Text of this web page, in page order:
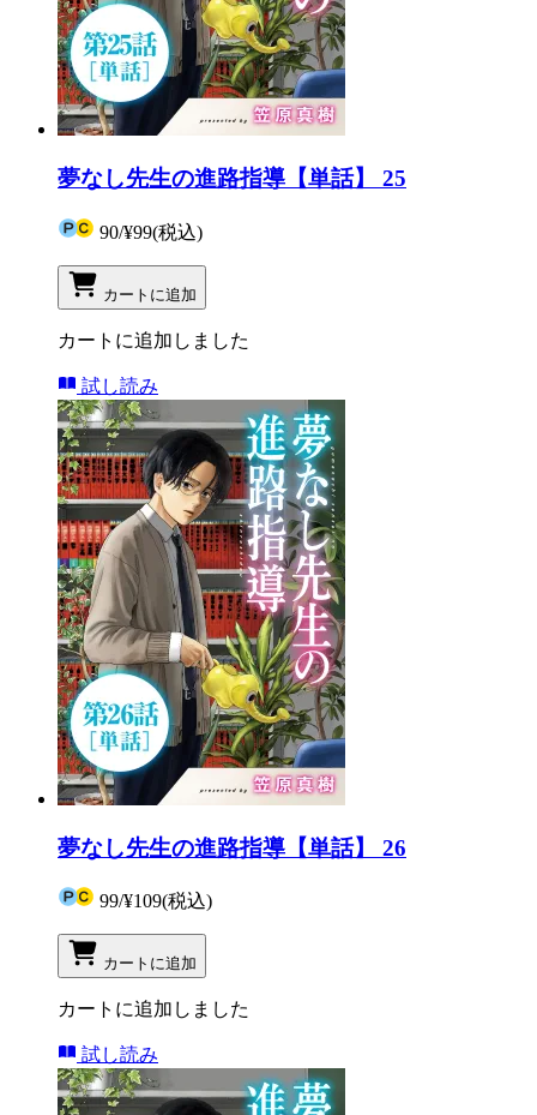
夢なし先生の進路指導【単話】 25
90/¥99(税込)
カートに追加
カートに追加しました
試し読み
夢なし先生の進路指導【単話】 26
99/¥109(税込)
カートに追加
カートに追加しました
試し読み